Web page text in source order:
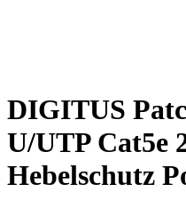
DIGITUS
U/UTP Cat5e
Hebelschutz